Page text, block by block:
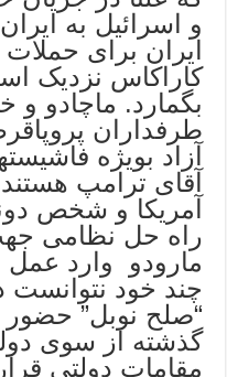
و اسرائیل به
ایران برای
کاراکاس نزدیک
بگمارد. ماچادو و
طرفداران
آزاد بویژه
آقای ترامپ هستند
آمریکا و شخص
راه حل نظامی
مارودو وارد عمل
چند خود
“صلح نوبل” حضور
گذشته از سوی
مقامات دولتی